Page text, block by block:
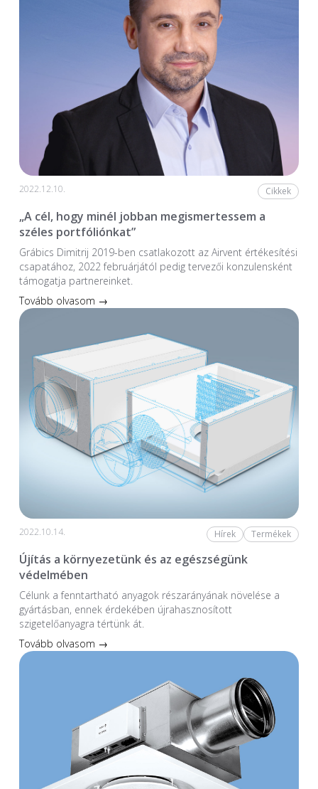
2022.12.10. Cikkek
„A cél, hogy minél jobban megismertessem a
széles portfóliónkat”
Grábics Dimitrij 2019-ben csatlakozott az Airvent értékesítési
csapatához, 2022 februárjától pedig tervezői konzulensként
támogatja partnereinket.
Tovább olvasom →
2022.10.14. Hírek Termékek
Újítás a környezetünk és az egészségünk
védelmében
Célunk a fenntartható anyagok részarányának növelése a
gyártásban, ennek érdekében újrahasznosított
szigetelőanyagra tértünk át.
Tovább olvasom →